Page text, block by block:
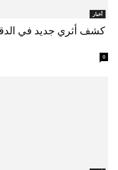
أخبار
كشف أثري جديد في
0